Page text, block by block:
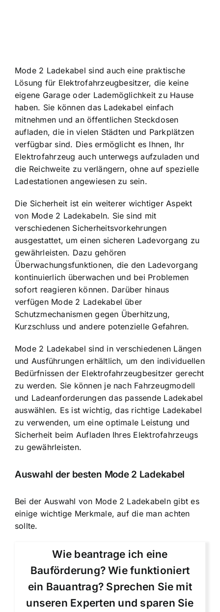
Mode 2 Ladekabel sind auch eine praktische
Lösung für Elektrofahrzeugbesitzer, die keine
eigene Garage oder Lademöglichkeit zu Hause
haben. Sie können das Ladekabel einfach
mitnehmen und an öffentlichen Steckdosen
aufladen, die in vielen Städten und Parkplätzen
verfügbar sind. Dies ermöglicht es Ihnen, Ihr
Elektrofahrzeug auch unterwegs aufzuladen und
die Reichweite zu verlängern, ohne auf spezielle
Ladestationen angewiesen zu sein.
Die Sicherheit ist ein weiterer wichtiger Aspekt
von Mode 2 Ladekabeln. Sie sind mit
verschiedenen Sicherheitsvorkehrungen
ausgestattet, um einen sicheren Ladevorgang zu
gewährleisten. Dazu gehören
Überwachungsfunktionen, die den Ladevorgang
kontinuierlich überwachen und bei Problemen
sofort reagieren können. Darüber hinaus
verfügen Mode 2 Ladekabel über
Schutzmechanismen gegen Überhitzung,
Kurzschluss und andere potenzielle Gefahren.
Mode 2 Ladekabel sind in verschiedenen Längen
und Ausführungen erhältlich, um den individuellen
Bedürfnissen der Elektrofahrzeugbesitzer gerecht
zu werden. Sie können je nach Fahrzeugmodell
und Ladeanforderungen das passende Ladekabel
auswählen. Es ist wichtig, das richtige Ladekabel
zu verwenden, um eine optimale Leistung und
Sicherheit beim Aufladen Ihres Elektrofahrzeugs
zu gewährleisten.
Auswahl der besten Mode 2 Ladekabel
Bei der Auswahl von Mode 2 Ladekabeln gibt es
einige wichtige Merkmale, auf die man achten
sollte.
Wie beantrage ich eine
Bauförderung? Wie funktioniert
ein Bauantrag? Sprechen Sie mit
unseren Experten und sparen Sie